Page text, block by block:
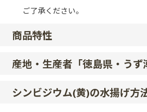
商品特性
産地・生産者「徳島県・うず
シンビジウム(黄)の水揚げ方
ご了承ください。